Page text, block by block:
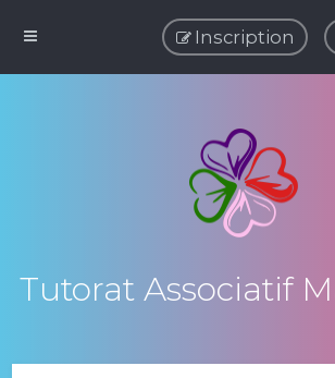
Inscription
Tutorat Associatif